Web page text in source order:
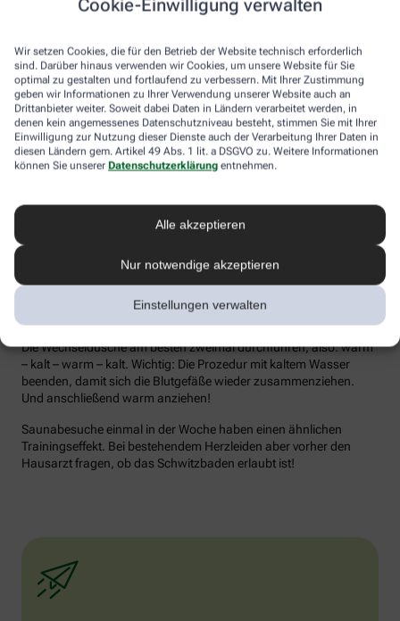
Cookie-Einwilligung verwalten
Wir setzen Cookies, die für den Betrieb der Website technisch erforderlich
sind. Darüber hinaus verwenden wir Cookies, um unsere Website für Sie
optimal zu gestalten und fortlaufend zu verbessern. Mit Ihrer Zustimmung
geben wir Informationen zu Ihrer Verwendung unserer Website auch an
Drittanbieter weiter. Soweit dabei Daten in Ländern verarbeitet werden, in
denen kein angemessenes Datenschutzniveau besteht, stimmen Sie mit Ihrer
Einwilligung zur Nutzung dieser Dienste auch der Verarbeitung Ihrer Daten in
diesen Ländern gem. Artikel 49 Abs. 1 lit. a DSGVO zu. Weitere Informationen
können Sie unserer Datenschutzerklärung entnehmen.
Alle akzeptieren
Nur notwendige akzeptieren
Einstellungen verwalten
die Lymphe in die Lymphknoten transportiert werden, wo sich die
Wer bei Schmuddelwetter nicht vor die Tür mag, kann sein
Immunsystem mit kalt-warmen Wechselduschen auf Trab
bringen und die Anfälligkeit für Erkältungsinfekte senken. Der
Kältereiz kurbelt die Durchblutung an und bringt den Kreislauf in
Schwung, je regelmäßiger wir ihm ausgesetzt sind, desto
unempfindlicher reagiert der Körper in der kalten Jahreszeit auf
die großen Temperaturunterschiede.
Dusche. Anschließend die Wassertemperatur auf kühl bis kalt
stellen und den Wasserstrahl vom rechten Fuß entlang bis zur
Hüfte führen und auf der Innenseite des Oberschenkels wieder
Dann sind die Arme dran: Auch hier geht’s wieder von unten nach
oben, beginnend am rechten Handrücken bis zur Schulter und
von der Achsel am Innenarm wieder bis zur Handfläche zurück.
Die Wechseldusche am besten zweimal durchführen, also: warm
– kalt – warm – kalt. Wichtig: Die Prozedur mit kaltem Wasser
beenden, damit sich die Blutgefäße wieder zusammenziehen.
Und anschließend warm anziehen!
Saunabesuche einmal in der Woche haben einen ähnlichen
Trainingseffekt. Bei bestehendem Herzleiden aber vorher den
Hausarzt fragen, ob das Schwitzbaden erlaubt ist!